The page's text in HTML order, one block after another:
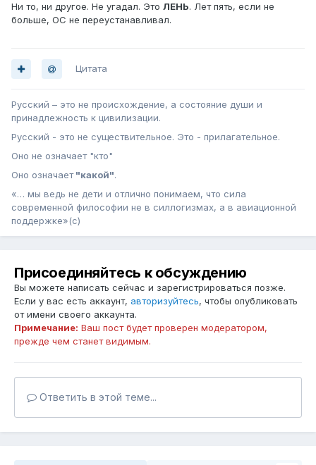
Ни то, ни другое. Не угадал. Это ЛЕНЬ. Лет пять, если не
больше, ОС не переустанавливал.
Цитата
Русский – это не происхождение, а состояние души и
принадлежность к цивилизации.
Русский - это не существительное. Это - прилагательное.
Оно не означает "кто"
Оно означает"какой".
«… мы ведь не дети и отлично понимаем, что сила
современной философии не в силлогизмах, а в авиационной
поддержке»(с)
Присоединяйтесь к обсуждению
Вы можете написать сейчас и зарегистрироваться позже.
Если у вас есть аккаунт, авторизуйтесь, чтобы опубликовать
от имени своего аккаунта.
Примечание: Ваш пост будет проверен модератором,
прежде чем станет видимым.
Ответить в этой теме...